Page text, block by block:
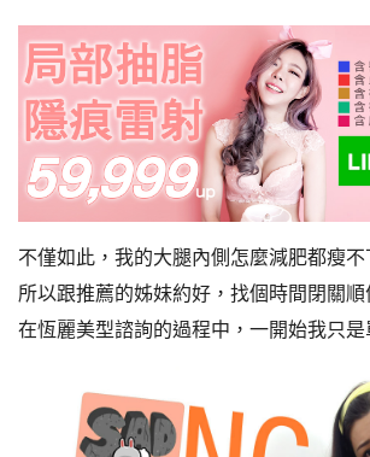
不僅如此，我的大腿內側怎麼減肥都瘦
所以跟推薦的姊妹約好，找個時間閉關
在恆麗美型諮詢的過程中，一開始我只